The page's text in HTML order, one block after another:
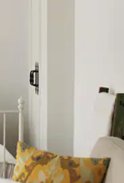
ಸ್ವೈಪ್ ಗೆಸ್ಚರ್‌ಗಳ ಮೂಲಕ ಅನ್ವೇಷಿಸಿ.